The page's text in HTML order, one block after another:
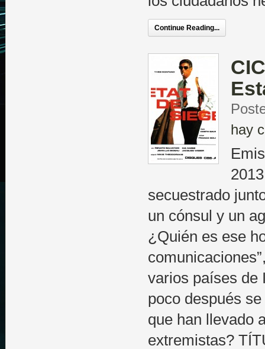
Continue Reading...
hay
secuestrado
un cónsul y un
¿Quién es ese
varios países de
poco después
que han llevado
extremistas?